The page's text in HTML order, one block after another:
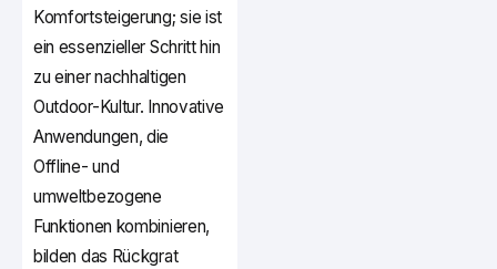
Komfortsteigerung; sie ist
ein essenzieller Schritt hin
zu einer nachhaltigen
Outdoor-Kultur. Innovative
Anwendungen, die
Offline- und
umweltbezogene
Funktionen kombinieren,
bilden das Rückgrat